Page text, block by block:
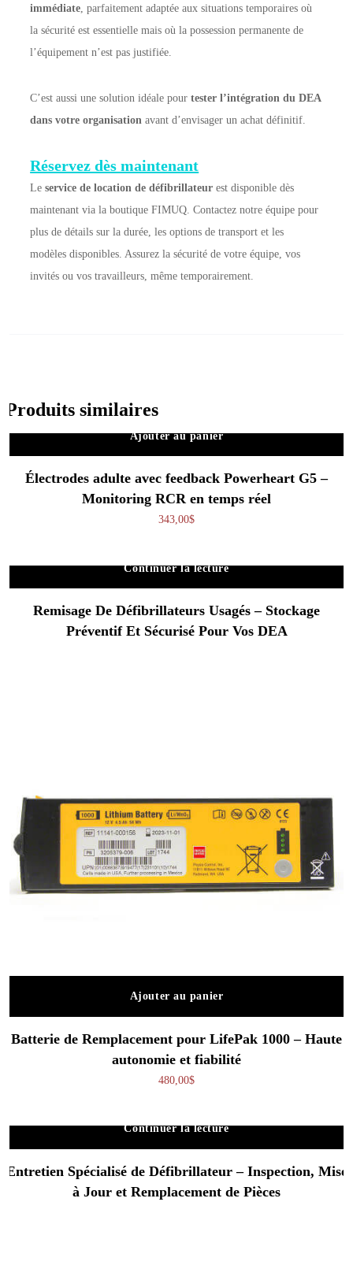
immédiate , parfaitement adaptée aux situations temporaires où
la sécurité est essentielle mais où la possession permanente de
l’équipement n’est pas justifiée.
C’est aussi une solution idéale pourtester l’intégration du DEA
dans votre organisation avant d’envisager un achat définitif.
Réservez dès maintenant
Leservice de location de défibrillateur est disponible dès
maintenant via la boutique FIMUQ. Contactez notre équipe pour
plus de détails sur la durée, les options de transport et les
modèles disponibles. Assurez la sécurité de votre équipe, vos
invités ou vos travailleurs, même temporairement.
Produits similaires
Ajouter au panier
Électrodes adulte avec feedback Powerheart G5 –
Monitoring RCR en temps réel
343,00$
Continuer la lecture
Remisage De Défibrillateurs Usagés – Stockage
Préventif Et Sécurisé Pour Vos DEA
Ajouter au panier
Batterie de Remplacement pour LifePak 1000 – Haute
autonomie et fiabilité
480,00$
Continuer la lecture
Entretien Spécialisé de Défibrillateur – Inspection, Mise
à Jour et Remplacement de Pièces